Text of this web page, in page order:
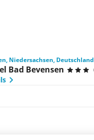
Niedersachsen, Deutschland
Bad Bevensen